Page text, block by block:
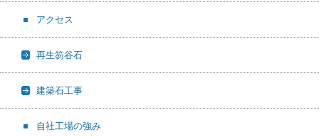
アクセス
再生笏谷石
建築石工事
自社工場の強み